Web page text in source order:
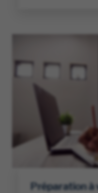
Préparation